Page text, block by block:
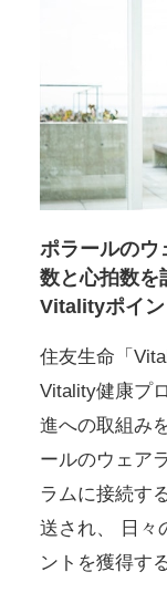
ポラールのウ
数と心拍数を
Vitalityポイン
住友生命「
Vitality健康プ
進への取組み
ールのウェア
ラムに接続す
送され、
日々
ントを獲得す